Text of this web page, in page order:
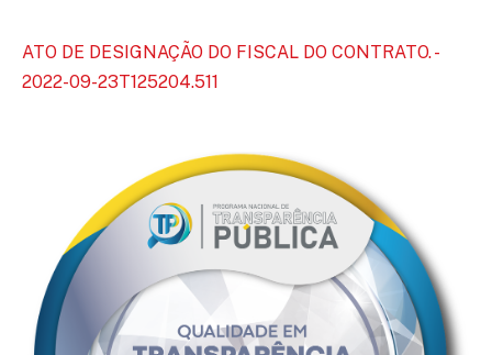
ATO DE DESIGNAÇÃO DO FISCAL DO CONTRATO. -
2022-09-23T125204.511